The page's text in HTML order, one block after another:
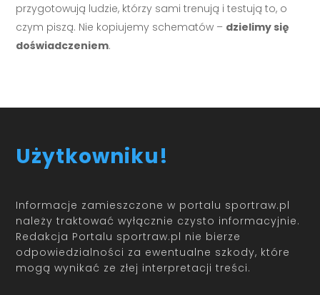
przygotowują ludzie, którzy sami trenują i testują to, o
czym piszą. Nie kopiujemy schematów – dzielimy się
doświadczeniem.
Użytkowniku!
Informacje zamieszczone w portalu sportraw.pl
należy traktować wyłącznie czysto informacyjnie.
Redakcja Portalu sportraw.pl nie bierze
odpowiedzialności za ewentualne szkody, które
mogą wynikać ze złej interpretacji treści.